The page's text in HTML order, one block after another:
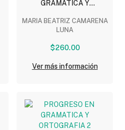
GRAMATICA Y
(DESARROLLA
COMPETENCIAS)
MARIA BEATRIZ CAMARENA
LUNA
$260.00
Ver más información